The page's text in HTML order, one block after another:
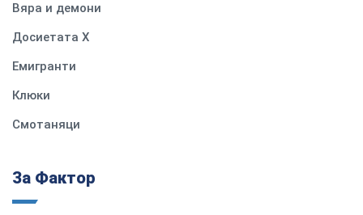
Вяра и демони
Досиетата Х
Емигранти
Клюки
Смотаняци
За Фактор